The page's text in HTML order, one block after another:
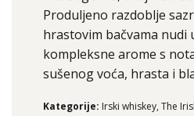
Produljeno razdoblje
hrastovim bačvama nudi
kompleksne arome s
sušenog voća, hrasta i
Kategorije: Irski whiskey, The